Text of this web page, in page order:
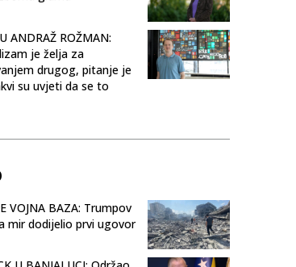
ANDRAŽ ROŽMAN:
je želja za
drugog, pitanje je
su uvjeti da se to
VOJNA BAZA: Trumpov
mir dodijelio prvi ugovor